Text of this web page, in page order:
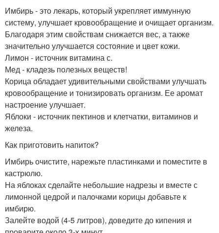
Имбирь - это лекарь, который укрепляет иммунную
систему, улучшает кровообращение и очищает организм.
Благодаря этим свойствам снижается вес, а также
значительно улучшается состояние и цвет кожи.
Лимон - источник витамина с.
Мед - кладезь полезных веществ!
Корица обладает удивительными свойствами улучшать
кровообращение и тонизировать организм. Ее аромат
настроение улучшает.
Яблоки - источник пектинов и клетчатки, витаминов и
железа.
Как приготовить напиток?
Имбирь очистите, нарежьте пластинками и поместите в
кастрюлю.
На яблоках сделайте небольшие надрезы и вместе с
лимонной цедрой и палочками корицы добавьте к
имбирю.
Залейте водой (4-5 литров), доведите до кипения и